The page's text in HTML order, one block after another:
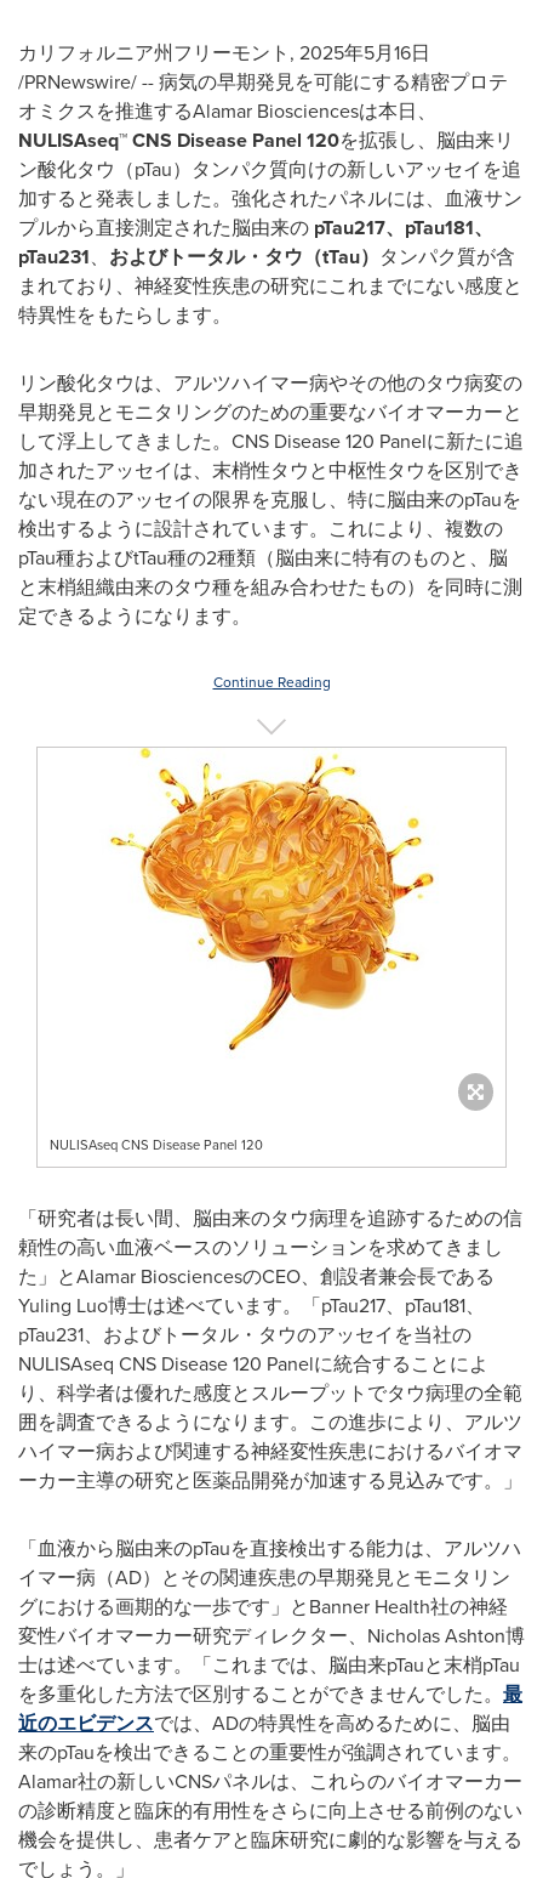
カリフォルニア州フリーモント , 2025年5月16日
/PRNewswire/ -- 病気の早期発見を可能にする精密プロテ
オミクスを推進するAlamar Biosciencesは本日、
NULISAseq™CNS Disease Panel 120を拡張し、脳由来リ
ン酸化タウ（pTau）タンパク質向けの新しいアッセイを追
加すると発表しました。強化されたパネルには、血液サン
プルから直接測定された脳由来の pTau217、 pTau181、
pTau231、 およびトータル・タウ（tTau） タンパク質が含
まれており、神経変性疾患の研究にこれまでにない感度と
特異性をもたらします。
リン酸化タウは、アルツハイマー病やその他のタウ病変の
早期発見とモニタリングのための重要なバイオマーカーと
して浮上してきました。CNS Disease 120 Panelに新たに追
加されたアッセイは、末梢性タウと中枢性タウを区別でき
ない現在のアッセイの限界を克服し、特に脳由来のpTauを
検出するように設計されています。これにより、複数の
pTau種およびtTau種の2種類（脳由来に特有のものと、脳
と末梢組織由来のタウ種を組み合わせたもの）を同時に測
定できるようになります。
Continue Reading
NULISAseq CNS Disease Panel 120
「研究者は長い間、脳由来のタウ病理を追跡するための信
頼性の高い血液ベースのソリューションを求めてきまし
た」とAlamar BiosciencesのCEO、創設者兼会長である
Yuling Luo博士は述べています。「pTau217、pTau181、
pTau231、およびトータル・タウのアッセイを当社の
NULISAseq CNS Disease 120 Panelに統合することによ
り、科学者は優れた感度とスループットでタウ病理の全範
囲を調査できるようになります。この進歩により、アルツ
ハイマー病および関連する神経変性疾患におけるバイオマ
ーカー主導の研究と医薬品開発が加速する見込みです。」
「血液から脳由来のpTauを直接検出する能力は、アルツハ
イマー病（AD）とその関連疾患の早期発見とモニタリン
グにおける画期的な一歩です」とBanner Health社の神経
変性バイオマーカー研究ディレクター、Nicholas Ashton博
士は述べています。「これまでは、脳由来pTauと末梢pTau
を多重化した方法で区別することができませんでした。 最
近のエビデンスでは、ADの特異性を高めるために、脳由
来のpTauを検出できることの重要性が強調されています。
Alamar社の新しいCNSパネルは、これらのバイオマーカー
の診断精度と臨床的有用性をさらに向上させる前例のない
機会を提供し、患者ケアと臨床研究に劇的な影響を与える
でしょう。」